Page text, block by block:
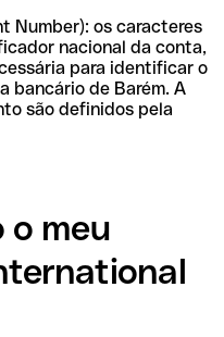
Number): os caracteres
nacional da conta,
para identificar o
bancário de Barém. A
são definidos pela
o meu